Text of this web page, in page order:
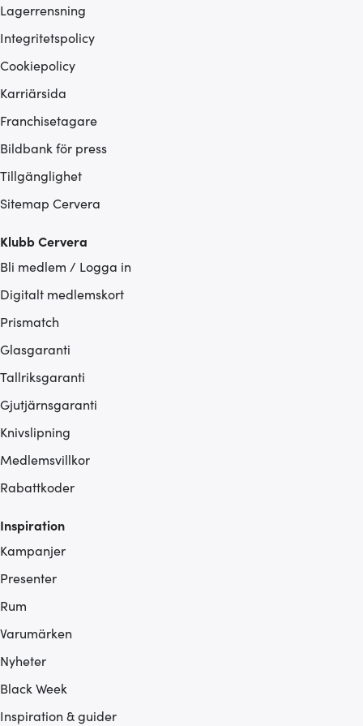
Lagerrensning
Integritetspolicy
Cookiepolicy
Karriärsida
Franchisetagare
Bildbank för press
Tillgänglighet
Sitemap Cervera
Klubb Cervera
Bli medlem / Logga in
Digitalt medlemskort
Prismatch
Glasgaranti
Tallriksgaranti
Gjutjärnsgaranti
Knivslipning
Medlemsvillkor
Rabattkoder
Inspiration
Kampanjer
Presenter
Rum
Varumärken
Nyheter
Black Week
Inspiration & guider